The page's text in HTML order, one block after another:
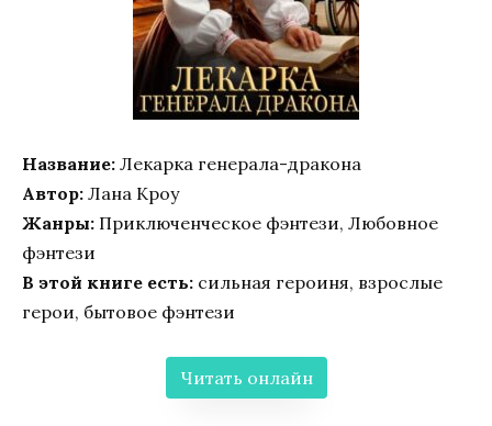
Название: Лекарка генерала-дракона
Автор: Лана Кроу
Жанры: Приключенческое фэнтези, Любовное
фэнтези
В этой книге есть: сильная героиня, взрослые
герои, бытовое фэнтези
Читать онлайн